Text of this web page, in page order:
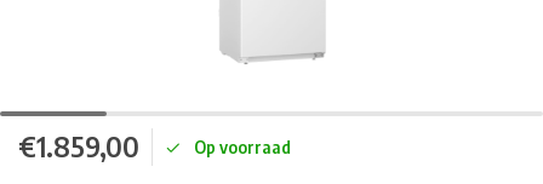
€1.859,00 Op voorraad